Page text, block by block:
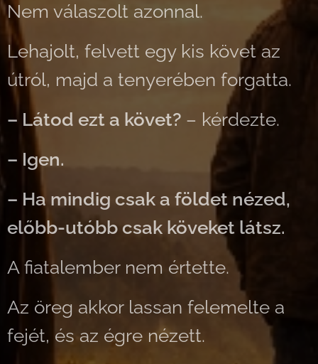
Nem válaszolt azonnal.
Lehajolt, felvett egy kis követ az
útról, majd a tenyerében forgatta.
– Látod ezt a követ? – kérdezte.
– Igen.
– Ha mindig csak a földet nézed,
előbb-utóbb csak köveket látsz.
A fiatalember nem értette.
Az öreg akkor lassan felemelte a
fejét, és az égre nézett.